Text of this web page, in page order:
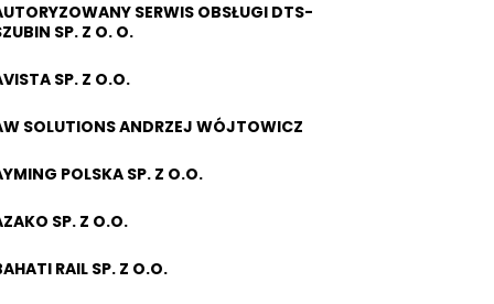
SERWIS OBSŁUGI DTS-
SP. Z O. O.
SP. Z O.O.
SOLUTIONS ANDRZEJ WÓJTOWICZ
POLSKA SP. Z O.O.
SP. Z O.O.
RAIL SP. Z O.O.